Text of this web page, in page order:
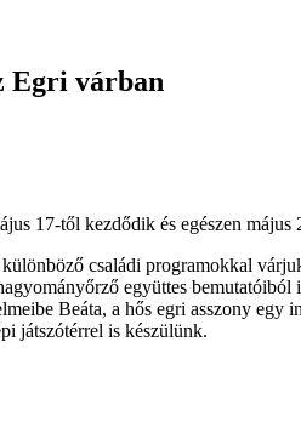
Egri várban
17-től kezdődik és egészen
családi programokkal
együttes
Beáta, a hős egri asszony egy
játszótérrel is készülünk.